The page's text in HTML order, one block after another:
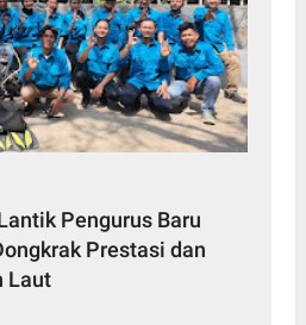
Pengurus Baru
Prestasi dan
Laut